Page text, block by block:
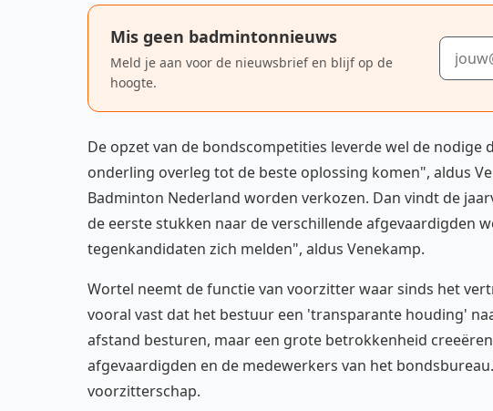
Mis geen badmintonnieuws
Meld je aan voor de nieuwsbrief en blijf op de
hoogte.
E-
De opzet van de bondscompetities leverde wel de nodige
onderling overleg tot de beste oplossing komen", aldus
Badminton Nederland worden verkozen. Dan vindt de
de eerste stukken naar de verschillende afgevaardigden
tegenkandidaten zich melden", aldus Venekamp.
Wortel neemt de functie van voorzitter waar sinds het
vooral vast dat het bestuur een 'transparante houding'
afstand besturen, maar een grote betrokkenheid
afgevaardigden en de medewerkers van het
voorzitterschap.